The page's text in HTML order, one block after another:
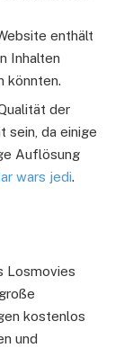
enthält
Inhalten
könnten.
der
sein, da einige
Auflösung
wars jedi.
Losmovies
kostenlos
und